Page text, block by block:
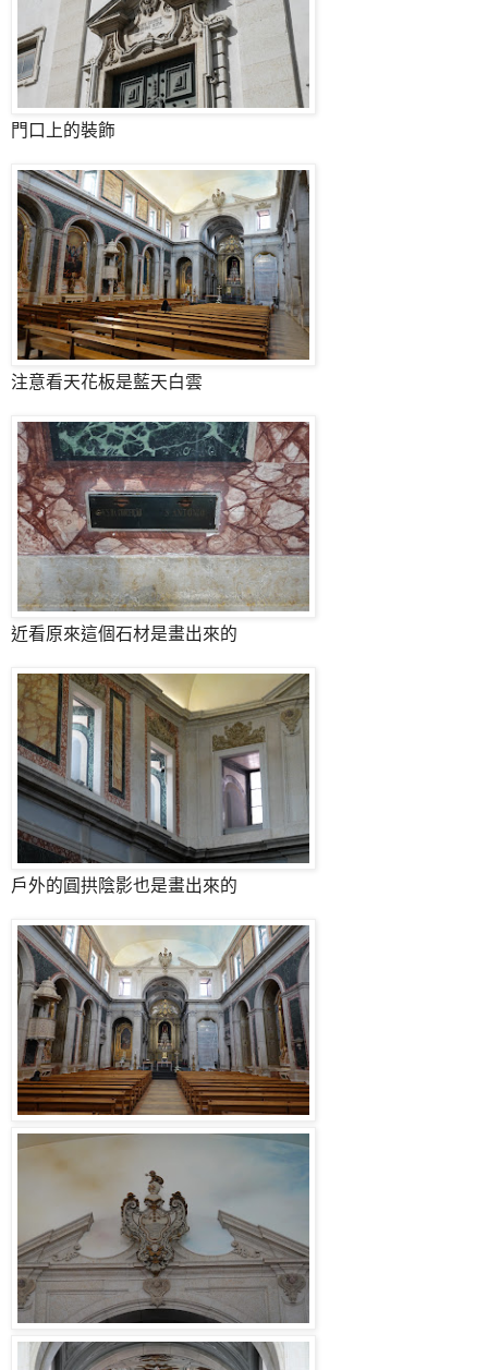
門口上的裝飾
注意看天花板是藍天白雲
近看原來這個石材是畫出來的
戶外的圓拱陰影也是畫出來的